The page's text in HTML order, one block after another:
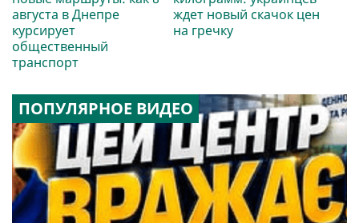
августа в Днепре
курсирует
общественный
транспорт
ждет новый скачок цен
на гречку
ПОПУЛЯРНОЕ ВИДЕО